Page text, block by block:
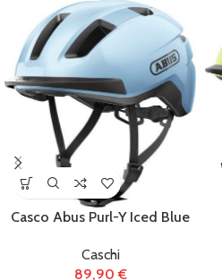
Casco Abus Purl-Y Iced Blue
Caschi
89,90€